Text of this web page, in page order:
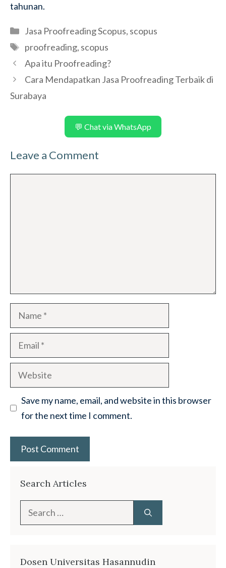
tahunan.
Categories
Jasa Proofreading Scopus, scopus
Tags
proofreading, scopus
Apa itu Proofreading?
Cara Mendapatkan Jasa Proofreading Terbaik di
Surabaya
💬 Chat via WhatsApp
Leave a Comment
Name
Email
Website
Save my name, email, and website in this browser
for the next time I comment.
Search Articles
Dosen Universitas Hasannudin